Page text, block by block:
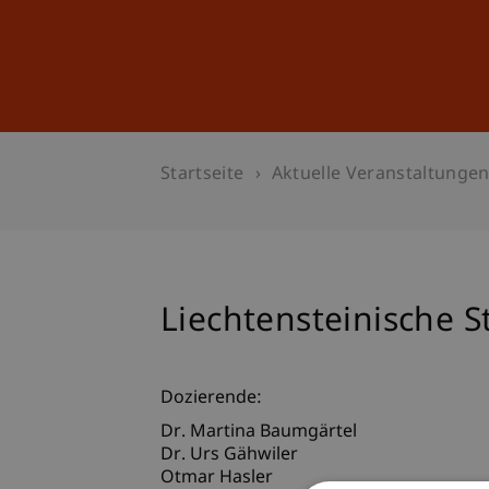
Startseite Aktuelle Veranstaltungen
Liechtensteinische
Dozierende:
Dr. Martina Baumgärtel
Dr. Urs Gähwiler
Otmar Hasler